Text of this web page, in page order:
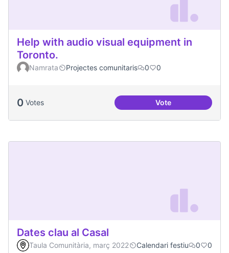
Help with audio visual equipment in
Toronto.
Namrata Projectes comunitaris 0 0
0 Votes VoteHelp with audio
Dates clau al Casal
Taula Comunitària, març 2022 Calendari festiu 0 0